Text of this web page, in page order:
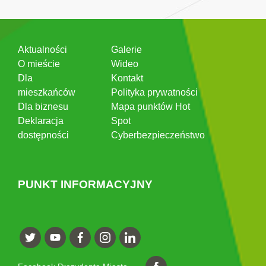
Aktualności
O mieście
Dla
mieszkańców
Dla biznesu
Deklaracja
dostępności
Galerie
Wideo
Kontakt
Polityka prywatności
Mapa punktów Hot
Spot
Cyberbezpieczeństwo
PUNKT INFORMACYJNY